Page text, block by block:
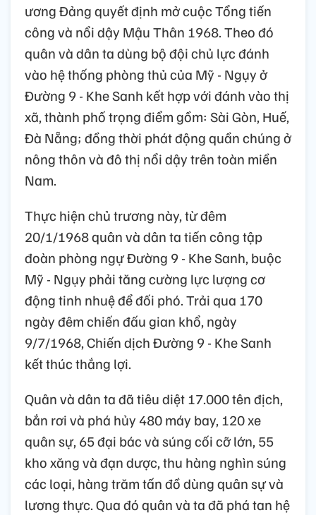
ương Đảng quyết định mở cuộc Tổng tiến
công và nổi dậy Mậu Thân 1968. Theo đó
quân và dân ta dùng bộ đội chủ lực đánh
vào hệ thống phòng thủ của Mỹ - Ngụy ở
Đường 9 - Khe Sanh kết hợp với đánh vào thị
xã, thành phố trọng điểm gồm: Sài Gòn, Huế,
Đà Nẵng; đồng thời phát động quần chúng ở
nông thôn và đô thị nổi dậy trên toàn miền
Nam.
Thực hiện chủ trương này, từ đêm
20/1/1968 quân và dân ta tiến công tập
đoàn phòng ngự Đường 9 - Khe Sanh, buộc
Mỹ - Ngụy phải tăng cường lực lượng cơ
động tinh nhuệ để đối phó. Trải qua 170
ngày đêm chiến đấu gian khổ, ngày
9/7/1968, Chiến dịch Đường 9 - Khe Sanh
kết thúc thắng lợi.
Quân và dân ta đã tiêu diệt 17.000 tên địch,
bắn rơi và phá hủy 480 máy bay, 120 xe
quân sự, 65 đại bác và súng cối cỡ lớn, 55
kho xăng và đạn dược, thu hàng nghìn súng
các loại, hàng trăm tấn đồ dùng quân sự và
lương thực. Qua đó quân và ta đã phá tan hệ